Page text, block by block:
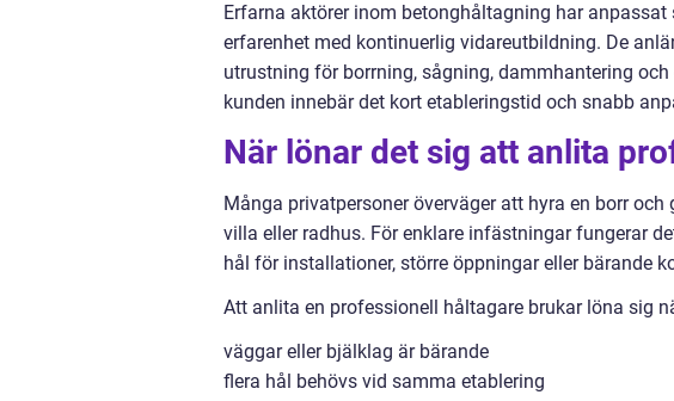
Erfarna aktörer inom betonghåltagning har
erfarenhet med kontinuerlig vidareutbildning. De
utrustning för borrning, sågning, dammhantering
kunden innebär det kort etableringstid och snabb
När lönar det sig att anlita
Många privatpersoner överväger att hyra en borr
villa eller radhus. För enklare infästningar fungerar
hål för installationer, större öppningar eller bärande
Att anlita en professionell håltagare brukar löna sig
väggar eller bjälklag är bärande
flera hål behövs vid samma etablering